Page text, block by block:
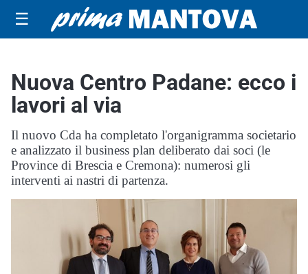
☰
Nuova Centro Padane: ecco i
lavori al via
Il nuovo Cda ha completato l'organigramma societario
e analizzato il business plan deliberato dai soci (le
Province di Brescia e Cremona): numerosi gli
interventi ai nastri di partenza.